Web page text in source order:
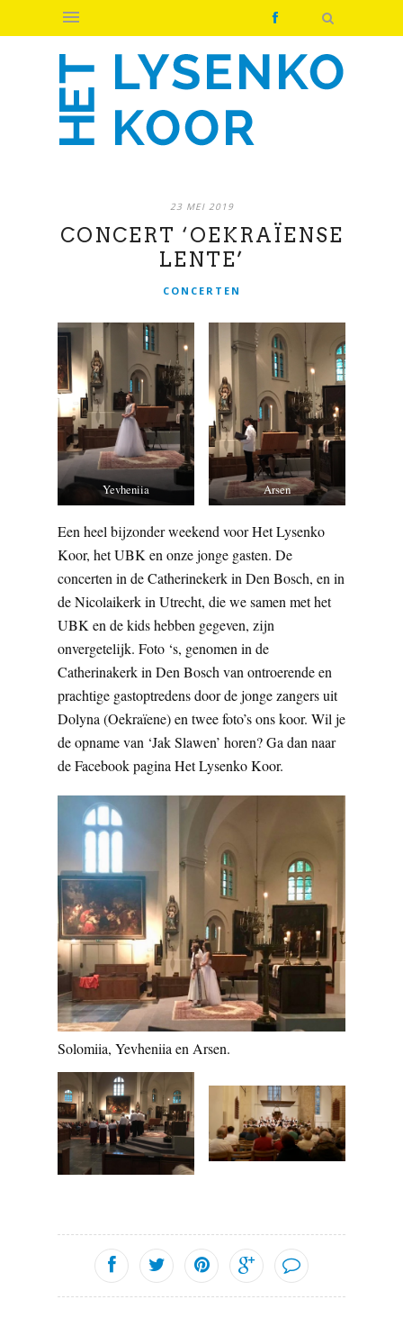
23 MEI 2019
CONCERT ‘OEKRAÏENSE
LENTE’
CONCERTEN
Yevheniia Arsen
Een heel bijzonder weekend voor Het Lysenko
Koor, het UBK en onze jonge gasten. De
concerten in de Catherinekerk in Den Bosch, en in
de Nicolaikerk in Utrecht, die we samen met het
UBK en de kids hebben gegeven, zijn
onvergetelijk. Foto ‘s, genomen in de
Catherinakerk in Den Bosch van ontroerende en
prachtige gastoptredens door de jonge zangers uit
Dolyna (Oekraïene) en twee foto’s ons koor. Wil je
de opname van ‘Jak Slawen’ horen? Ga dan naar
de Facebook pagina Het Lysenko Koor.
Solomiia, Yevheniia en Arsen.